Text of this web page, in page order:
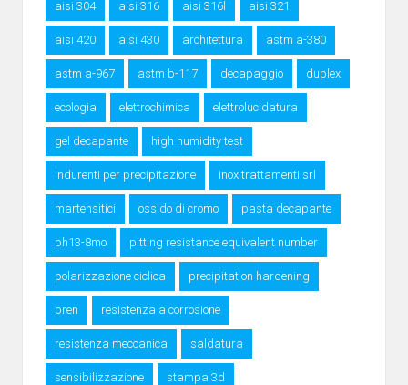
aisi 304 aisi 316 aisi 316l aisi 321
aisi 420 aisi 430 architettura astm a-380
astm a-967 astm b-117 decapaggio duplex
ecologia elettrochimica elettrolucidatura
gel decapante high humidity test
indurenti per precipitazione inox trattamenti srl
martensitici ossido di cromo pasta decapante
ph13-8mo pitting resistance equivalent number
polarizzazione ciclica precipitation hardening
pren resistenza a corrosione
resistenza meccanica saldatura
sensibilizzazione stampa 3d